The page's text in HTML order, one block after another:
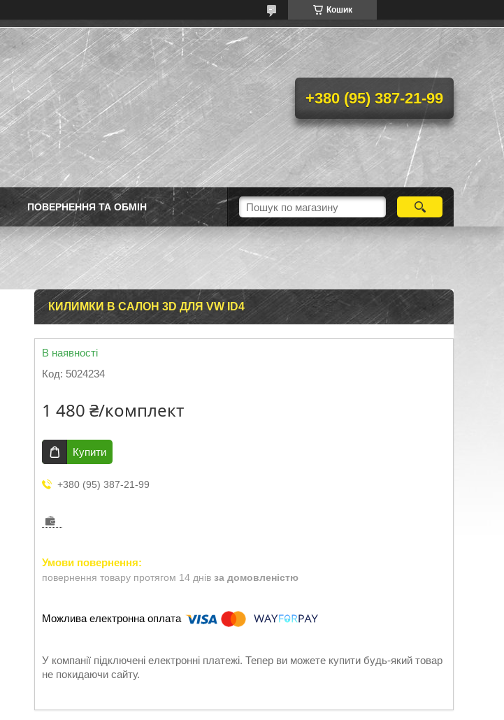
Кошик
+380 (95) 387-21-99
ПОВЕРНЕННЯ ТА ОБМІН
КИЛИМКИ В САЛОН 3D ДЛЯ VW ID4
В наявності
Код: 5024234
1 480 ₴/комплект
Купити
+380 (95) 387-21-99
повернення товару протягом 14 днів за домовленістю
У компанії підключені електронні платежі. Тепер ви можете купити будь-який товар
не покидаючи сайту.